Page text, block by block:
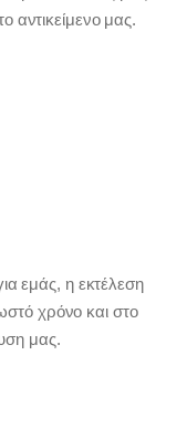
αντικείμενο μας.
εμάς, η εκτέλεση
χρόνο και στο
μας.